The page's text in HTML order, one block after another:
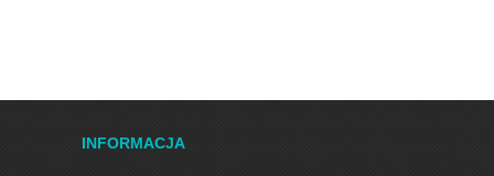
INFORMACJA